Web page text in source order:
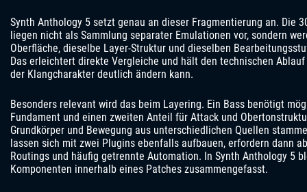
Synth Anthology 5 setzt genau an dieser Fragmentierung an. Die
liegen nicht als Sammlung separater Emulationen vor, sondern
Oberfläche, dieselbe Layer-Struktur und dieselben
Das erleichtert direkte Vergleiche und hält den technischen
der Klangcharakter deutlich ändern kann.
Besonders relevant wird das beim Layering. Ein Bass benötigt
Fundament und einen zweiten Anteil für Attack und
Grundkörper und Bewegung aus unterschiedlichen Quellen
lassen sich mit zwei Plugins ebenfalls aufbauen, erfordern dann
Routings und häufig getrennte Automation. In Synth Anthology 5
Komponenten innerhalb eines Patches zusammengefasst.